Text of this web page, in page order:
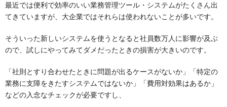
最近では便利で効率のいい業務管理ツール・システムがたくさん出
てきていますが、大企業ではそれらは使われないことが多いです。
そういった新しいシステムを使うとなると社員数万人に影響が及ぶ
ので、試しにやってみてダメだったときの損害が大きいのです。
「社則とすり合わせたときに問題が出るケースがないか」「特定の
業務に支障をきたすシステムではないか」「費用対効果はあるか」
などの入念なチェックが必要ですし、